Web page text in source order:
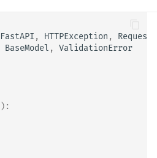
FastAPI , HTTPException ,
Request
BaseModel , ValidationError
):